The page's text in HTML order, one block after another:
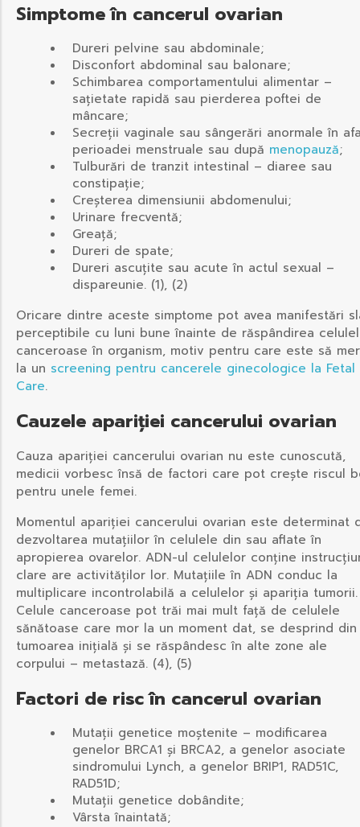
Simptome în cancerul ovarian
Dureri pelvine sau abdominale;
Disconfort abdominal sau balonare;
Schimbarea comportamentului alimentar –
sațietate rapidă sau pierderea poftei de
mâncare;
Secreții vaginale sau sângerări anormale în
perioadei menstruale sau după menopauză;
Tulburări de tranzit intestinal – diaree sau
constipație;
Creșterea dimensiunii abdomenului;
Urinare frecventă;
Greață;
Dureri de spate;
Dureri ascuțite sau acute în actul sexual –
dispareunie. (1), (2)
Oricare dintre aceste simptome pot avea manifestări
perceptibile cu luni bune înainte de răspândirea
canceroase în organism, motiv pentru care este să
la un screening pentru cancerele ginecologice la Fetal
Care.
Cauzele apariției cancerului ovarian
Cauza apariției cancerului ovarian nu este cunoscută,
medicii vorbesc însă de factori care pot crește riscul
pentru unele femei.
Momentul apariției cancerului ovarian este determinat
dezvoltarea mutațiilor în celulele din sau aflate în
apropierea ovarelor. ADN-ul celulelor conține
clare are activităților lor. Mutațiile în ADN conduc la
multiplicare incontrolabilă a celulelor și apariția tumorii.
Celule canceroase pot trăi mai mult față de celulele
sănătoase care mor la un moment dat, se desprind din
tumoarea inițială și se răspândesc în alte zone ale
corpului – metastază. (4), (5)
Factori de risc în cancerul ovarian
Mutații genetice moștenite – modificarea
genelor BRCA1 și BRCA2, a genelor asociate
sindromului Lynch, a genelor BRIP1, RAD51C,
RAD51D;
Mutații genetice dobândite;
Vârsta înaintată;